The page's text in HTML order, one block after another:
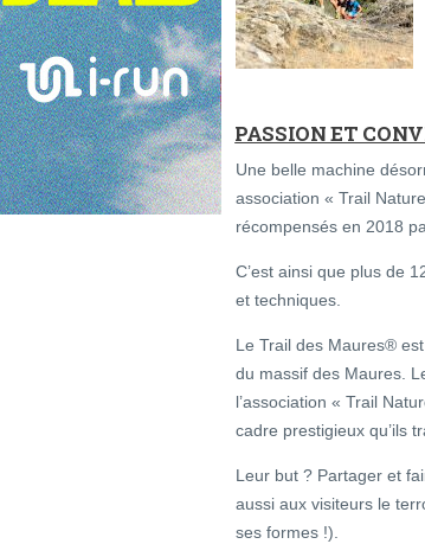
PASSION ET
Une belle machine
association « Trail
récompensés en 2018
C’est ainsi que plus de
et techniques.
Le Trail des Maures®
du massif des Maures.
l’association « Trail
cadre prestigieux qu’ils
Leur but ? Partager et
aussi aux visiteurs le
ses formes !).